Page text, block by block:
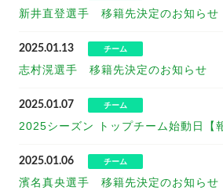
新井直登選手 移籍先決定のお知らせ
2025.01.13 チーム
志村滉選手 移籍先決定のお知らせ
2025.01.07 チーム
2025シーズン トップチーム始動日【
2025.01.06 チーム
濱名真央選手 移籍先決定のお知らせ